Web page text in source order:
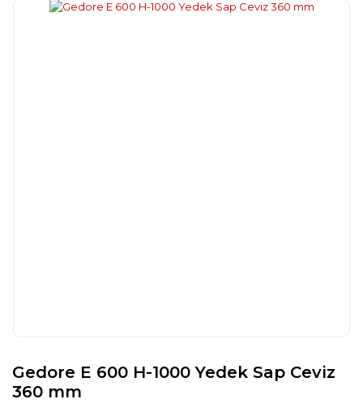
Gedore E 600 H-1000 Yedek Sap Ceviz
360 mm